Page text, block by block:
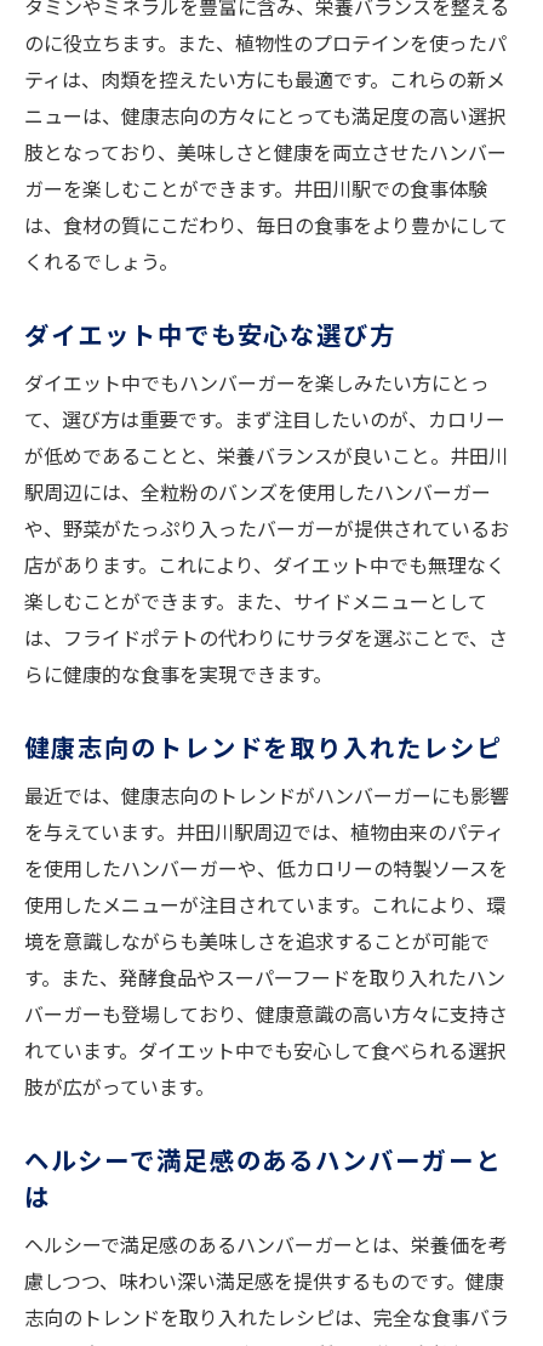
地元のおすすめヘルシーハンバーガー
栄養価の高い食材を使ったレシピの紹介
ダイエット中に最適な井田川駅のハンバーガー
事情
低カロリーメニューの魅力
ダイエットをサポートするサービス
ダイエット中でも満足できる食事プラン
バランスの取れた食生活の提案
健康的なライフスタイルをサポートする食
事
井田川駅で探すヘルシーなハンバーガーの選び
方
健康を考慮したメニュー選びのコツ
ダイエット中におすすめのヘルシーメニュ
ー
地元で味わえる特別なハンバーガー
健康的な食生活をサポートするヒント
地元の食文化を楽しむ新しい提案
井田川駅のハンバーガー健康的な選択肢で満足
感を得る
おいしさを引き出すヘルシーな調理法
健康志向の方に人気のハンバーガー
ダイエット中でも安心して食べられる理由
健康的な食事で得られる心地よさ
体に優しい食材を使ったメニューの紹介
罪悪感を感じない井田川駅のハンバーガーその
ヘルシーで美味しい秘密
健康とおいしさを兼ね備えた料理法
地元の食材を活かした味わい
タミンやミネラルを豊富に含み、栄養バランスを整える
のに役立ちます。また、植物性のプロテインを使ったパ
ティは、肉類を控えたい方にも最適です。これらの新メ
ニューは、健康志向の方々にとっても満足度の高い選択
肢となっており、美味しさと健康を両立させたハンバー
ガーを楽しむことができます。井田川駅での食事体験
は、食材の質にこだわり、毎日の食事をより豊かにして
くれるでしょう。
ダイエット中でも安心な選び方
ダイエット中でもハンバーガーを楽しみたい方にとっ
て、選び方は重要です。まず注目したいのが、カロリー
が低めであることと、栄養バランスが良いこと。井田川
駅周辺には、全粒粉のバンズを使用したハンバーガー
や、野菜がたっぷり入ったバーガーが提供されているお
店があります。これにより、ダイエット中でも無理なく
楽しむことができます。また、サイドメニューとして
は、フライドポテトの代わりにサラダを選ぶことで、さ
らに健康的な食事を実現できます。
健康志向のトレンドを取り入れたレシピ
最近では、健康志向のトレンドがハンバーガーにも影響
を与えています。井田川駅周辺では、植物由来のパティ
を使用したハンバーガーや、低カロリーの特製ソースを
使用したメニューが注目されています。これにより、環
境を意識しながらも美味しさを追求することが可能で
す。また、発酵食品やスーパーフードを取り入れたハン
バーガーも登場しており、健康意識の高い方々に支持さ
れています。ダイエット中でも安心して食べられる選択
肢が広がっています。
ヘルシーで満足感のあるハンバーガーと
は
ヘルシーで満足感のあるハンバーガーとは、栄養価を考
慮しつつ、味わい深い満足感を提供するものです。健康
志向のトレンドを取り入れたレシピは、完全な食事バラ